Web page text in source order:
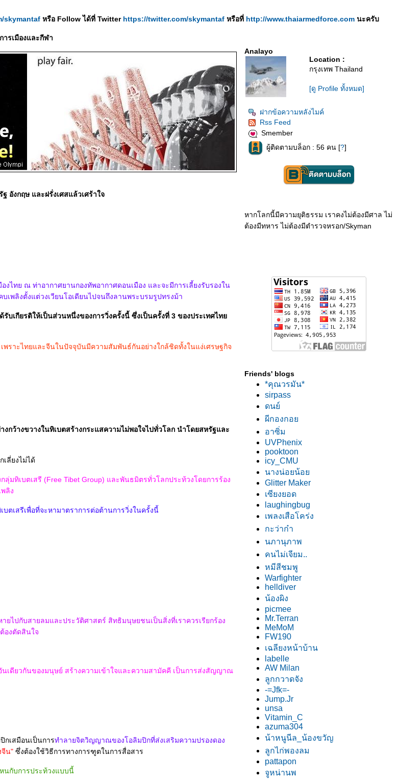
skymantafหรือ Follow ได้ที่ Twitter https://twitter.com/skymantafหรือที่ http://www.thaiarmedforce.comนะครับ
รเมืองและกีฬา
อังกฤษ และฝรั่งเศสแล้วเศร้าใจ
งไทย ณ ท่าอากาศยานกองทัพอากาศดอนเมือง และจะมีการเลี้ยงรับรองใน
เพลิงตั้งแต่วงเวียนโอเดียนไปจนถึงลานพระบรมรูปทรงม้า
บเกียรติให้เป็นส่วนหนึ่งของการวิ่งครั้งนี้ ซึ่งเป็นครั้งที่ 3 ของประเทศไท
เพราะไทยและจีนในปัจจุบันมีความสัมพันธ์กันอย่างใกล้ชิดทั้งในแง่เศรษฐกิจ
ว้างขวางในทิเบตสร้างกระแสความไม่พอใจไปทั่วโลก นำโดยสหรัฐและ
เลี่ยงไม่ได้
มทิเบตเสรี (Free Tibet Group) และพันธมิตรทั่วโลกประท้วงโดยการร้อง
ลิง
ตเสรีเพื่อที่จะหามาตราการต่อต้านการวิ่งในครั้งนี้
ไปกับสายลมและประวัติศาสตร์ สิทธิมนุษยชนเป็นสิ่งที่เราควรเรียกร้อง
องตัดสินใจ
ดียวกันของมนุษย์ สร้างความเข้าใจและความสามัคคี เป็นการส่งสัญญาณ
กเสมือนเป็นการทำลายจิตวิญญาณของโอลิมปิกที่ส่งเสริมความปรองดอง
จีน" ซึ่งต้องใช้วิธีการทางการฑูตในการสื่อสาร
นกับการประท้วงแบบนี้
Analayo
Location :
กรุงเทพ Thailand
[ดู Profile ทั้งหมด]
ฝากข้อความหลังไมค์
Rss Feed
Smember
ผู้ติดตามบล็อก : 56 คน [?]
หากโลกนี้มีความยุติธรรม เราคงไม่ต้องมีศาล ไม่
ต้องมีทหาร ไม่ต้องมีตำรวจหรอก/Skyman
Friends' blogs
*คุณวรมัน*
sirpass
ดนย์
ผีกองกอ
อาซิ่ม
UVPhenix
pooktoon
icy_CMU
นางน่อยน้อ
Glitter Maker
เซียงยอด
laughingbug
เพลงเสือโคร่ง
กะว่าก๋า
นภานุภาพ
คนไม่เจียม..
หมีสีชมพู
Warfighter
helldiver
น้องผิง
picmee
Mr.Terran
MeMoM
FW190
เฉลียงหน้าบ้าน
labelle
AW Milan
ลูกกวาดจัง
-=Jfk=-
Jump.Jr
unsa
Vitamin_C
azuma304
น้าหนูนีล_น้องขวัญ
ลูกไก่พองลม
pattapon
จูหน่านพ